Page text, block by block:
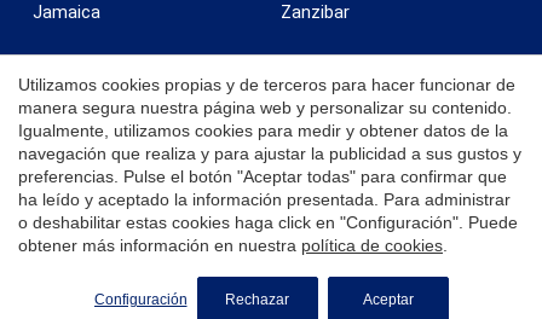
Jamaica
Zanzibar
© 2026 Coldwell Banker. Todos los derechos reservados. Coldwell
Banker y los logotipos de Coldwell Banker son marcas registradas de
Coldwell Banker Real Estate LLC. Cada oficina es independiente y
opera de manera independiente.
Utilizamos cookies propias y de terceros para hacer funcionar de
manera segura nuestra página web y personalizar su contenido.
Igualmente, utilizamos cookies para medir y obtener datos de la
navegación que realiza y para ajustar la publicidad a sus gustos y
preferencias. Pulse el botón "Aceptar todas" para confirmar que
ha leído y aceptado la información presentada. Para administrar
o deshabilitar estas cookies haga click en "Configuración". Puede
obtener más información en nuestra política de cookies
Configuración Rechazar Aceptar